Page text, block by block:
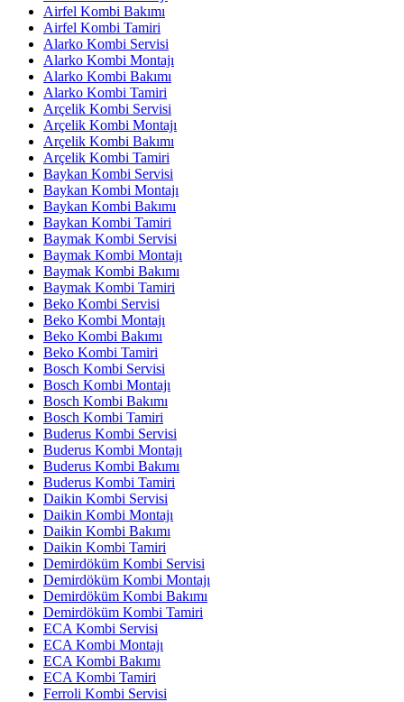
Airfel Kombi Bakımı
Airfel Kombi Tamiri
Alarko Kombi Servisi
Alarko Kombi Montajı
Alarko Kombi Bakımı
Alarko Kombi Tamiri
Arçelik Kombi Servisi
Arçelik Kombi Montajı
Arçelik Kombi Bakımı
Arçelik Kombi Tamiri
Baykan Kombi Servisi
Baykan Kombi Montajı
Baykan Kombi Bakımı
Baykan Kombi Tamiri
Baymak Kombi Servisi
Baymak Kombi Montajı
Baymak Kombi Bakımı
Baymak Kombi Tamiri
Beko Kombi Servisi
Beko Kombi Montajı
Beko Kombi Bakımı
Beko Kombi Tamiri
Bosch Kombi Servisi
Bosch Kombi Montajı
Bosch Kombi Bakımı
Bosch Kombi Tamiri
Buderus Kombi Servisi
Buderus Kombi Montajı
Buderus Kombi Bakımı
Buderus Kombi Tamiri
Daikin Kombi Servisi
Daikin Kombi Montajı
Daikin Kombi Bakımı
Daikin Kombi Tamiri
Demirdöküm Kombi Servisi
Demirdöküm Kombi Montajı
Demirdöküm Kombi Bakımı
Demirdöküm Kombi Tamiri
ECA Kombi Servisi
ECA Kombi Montajı
ECA Kombi Bakımı
ECA Kombi Tamiri
Ferroli Kombi Servisi